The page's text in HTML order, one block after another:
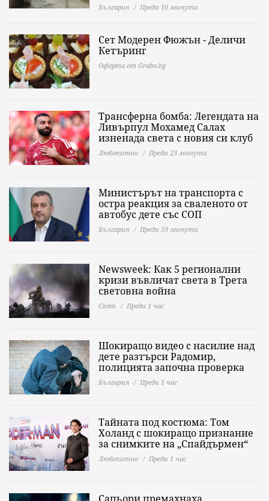
България Преди 10 минути
Сет Модерен Фюжън - Деличи
Кетъринг
Оферта от Grabo.bg
Трансферна бомба: Легендата на
Ливърпул Мохамед Салах
изненада света с новия си клуб
Любопитно Преди 23 минути
Министърът на транспорта с
остра реакция за сваленото от
автобус дете със СОП
България Преди 59 минути
Newsweek: Как 5 регионални
кризи въвличат света в Трета
световна война
Свят Преди 1 час
Шокиращо видео с насилие над
дете разтърси Радомир,
полицията започна проверка
България Преди 1 час
Тайната под костюма: Том
Холанд с шокиращо признание
за снимките на „Спайдърмен“
Любопитно Преди 1 час